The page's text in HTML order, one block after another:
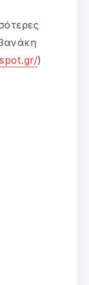
)